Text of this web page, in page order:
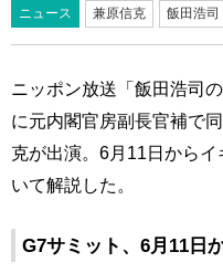
ニュース 兼原信克 飯田浩司
ニッポン放送「飯田浩司
に元内閣官房副長官補で
克が出演。6月11日から
いて解説した。
G7サミット、6月11日